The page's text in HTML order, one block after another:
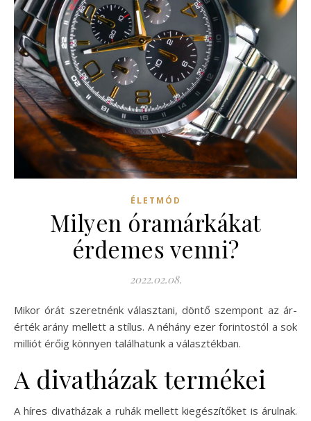
ÉLETMÓD
Milyen óramárkákat
érdemes venni?
2022.02.08.
Mikor órát szeretnénk választani, döntő szempont az ár-
érték arány mellett a stílus. A néhány ezer forintostól a sok
milliót érőig könnyen találhatunk a választékban.
A divatházak termékei
A híres divatházak a ruhák mellett kiegészítőket is árulnak.